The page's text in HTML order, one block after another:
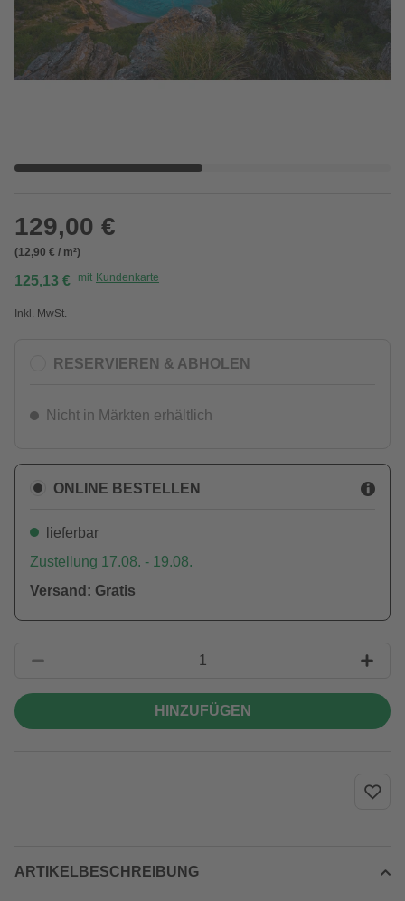
129,00 €
(12,90 € / m²)
125,13 € mit Kundenkarte
Inkl. MwSt.
RESERVIEREN & ABHOLEN
Nicht in Märkten erhältlich
ONLINE BESTELLEN
lieferbar
Zustellung 17.08. - 19.08.
Versand: Gratis
HINZUFÜGEN
ARTIKELBESCHREIBUNG